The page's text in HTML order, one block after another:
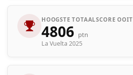
HOOGSTE TOTAALSCORE OOIT
4806 ptn
La Vuelta 2025